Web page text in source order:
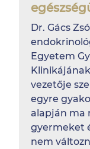
Dr. Gács
Egyetem
vezetője
egyre
alapján ma
gyermeket
nem